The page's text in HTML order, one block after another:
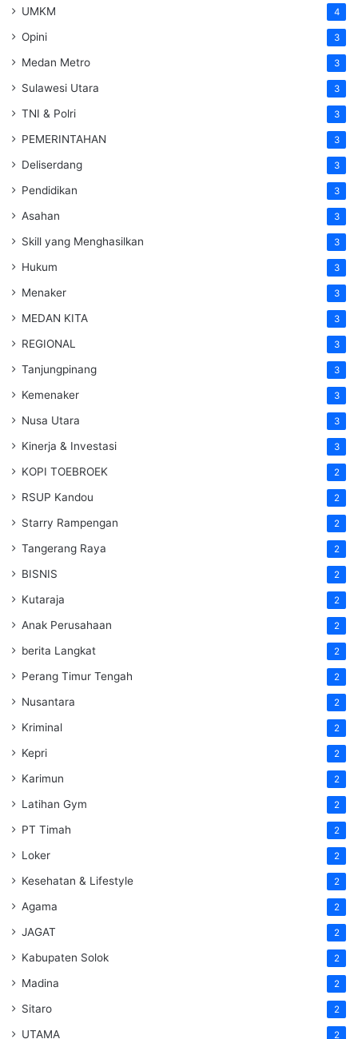
UMKM 4
Opini 3
Medan Metro 3
Sulawesi Utara 3
TNI & Polri 3
PEMERINTAHAN 3
Deliserdang 3
Pendidikan 3
Asahan 3
Skill yang Menghasilkan 3
Hukum 3
Menaker 3
MEDAN KITA 3
REGIONAL 3
Tanjungpinang 3
Kemenaker 3
Nusa Utara 3
Kinerja & Investasi 3
KOPI TOEBROEK 2
RSUP Kandou 2
Starry Rampengan 2
Tangerang Raya 2
BISNIS 2
Kutaraja 2
Anak Perusahaan 2
berita Langkat 2
Perang Timur Tengah 2
Nusantara 2
Kriminal 2
Kepri 2
Karimun 2
Latihan Gym 2
PT Timah 2
Loker 2
Kesehatan & Lifestyle 2
Agama 2
JAGAT 2
Kabupaten Solok 2
Madina 2
Sitaro 2
UTAMA 2